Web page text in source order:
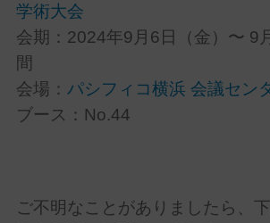
学術大会
会期：2024年9月6日（金）〜 9
間
会場： パシフィコ横浜 会議セン
ブース：No.44
ご不明なことがありましたら、